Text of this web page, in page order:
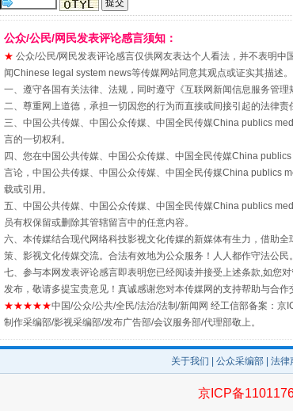
受贿1.44亿！段成刚被判无期
全民健身五年计划来了！等你上场
公众/公民/网民发表评论感言须知：
★ 公众/公民/网民发表评论感言仅供网友表达个人看法，并不表明
闻Chinese legal system news等传媒网站同意其观点或证实其描述
一、遵守各国有关法律、法规，同时遵守《互联网新闻信息服务管理
二、尊重网上道德，承担一切因您的行为而直接或间接引起的法律责
三、中国公共传媒、中国公众传媒、中国全民传媒China publics
言的一切权利。
四、您在中国公共传媒、中国公众传媒、中国全民传媒China
言论，中国公共传媒、中国公众传媒、中国全民传媒China publics
载或引用。
五、中国公共传媒、中国公众传媒、中国全民传媒China publics
员有权保留或删除其管辖留言中的任意内容。
六、本传媒结合现代网络科技影视文化传媒的新媒体有生力，借助
策、影视文化传媒交流。合法有效地为公众服务！人人都作守法公民。
七、参与本网发表评论感言即表明您已经阅读并接受上述条款,如您
发布，敬请多提宝贵意见！真诚感谢您对本传媒网的支持帮助与合
★★★★★中国/公众/公共/全民/法治/法制/新闻网 经工信部备案：
制作采编部/影视采编部/发布广告部/会议服务部/代理部敬上。
关于我们 公众采编部 法律
京ICP备